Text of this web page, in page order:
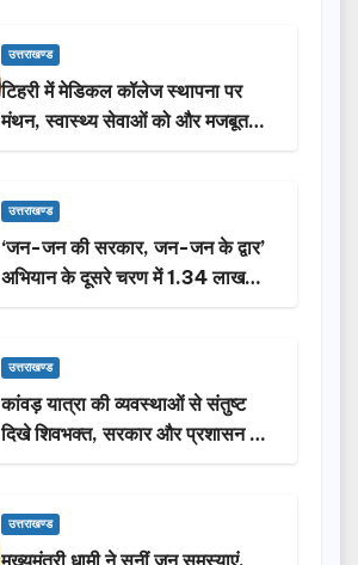
उत्तराखण्ड
टिहरी में मेडिकल कॉलेज स्थापना पर
मंथन, स्वास्थ्य सेवाओं को और मजबूत
करेगी सरकार: मुख्यमंत्री धामी…
उत्तराखण्ड
‘जन-जन की सरकार, जन-जन के द्वार’
अभियान के दूसरे चरण में 1.34 लाख
लोगों की भागीदारी…
उत्तराखण्ड
कांवड़ यात्रा की व्यवस्थाओं से संतुष्ट
दिखे शिवभक्त, सरकार और प्रशासन की
सराहना…
उत्तराखण्ड